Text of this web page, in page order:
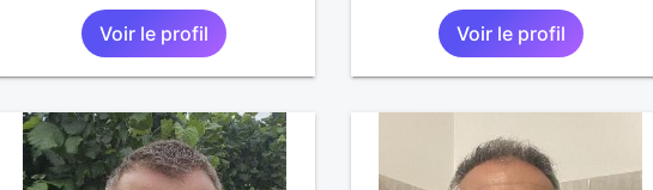
Voir le profil
Voir le profil